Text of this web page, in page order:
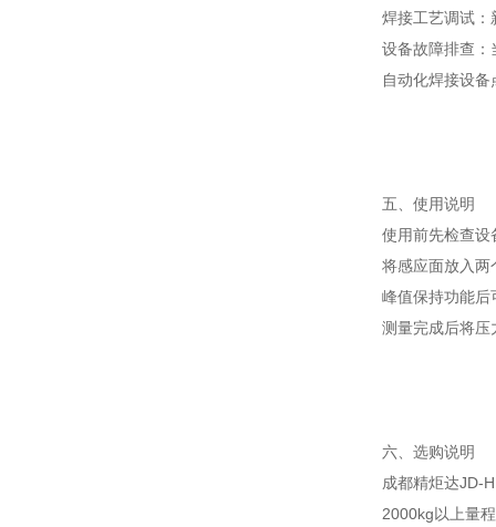
焊接工艺调试：
设备故障排查：
自动化焊接设
五、使用说明
使用前先检查设
将感应面放入两
峰值保持功能后
测量完成后将压
六、选购说明
成都精炬达JD-
2000kg以上量